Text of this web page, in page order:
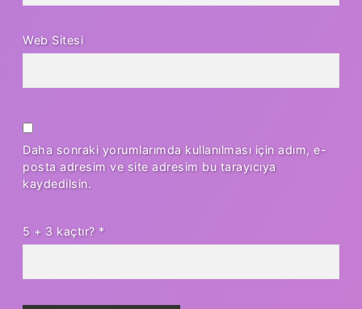
Web Sitesi
Daha sonraki yorumlarımda kullanılması için adım, e-
posta adresim ve site adresim bu tarayıcıya
kaydedilsin.
5 + 3 kaçtır? *